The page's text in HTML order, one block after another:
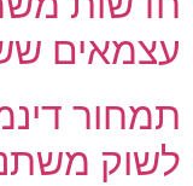
עצמאים
תמחור
לשוק